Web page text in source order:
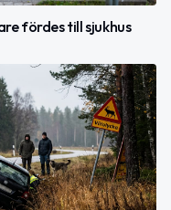
fördes till sjukhus